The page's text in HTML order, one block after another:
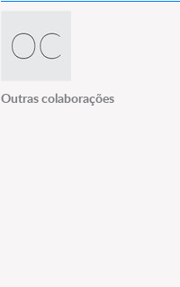
Outras colaborações